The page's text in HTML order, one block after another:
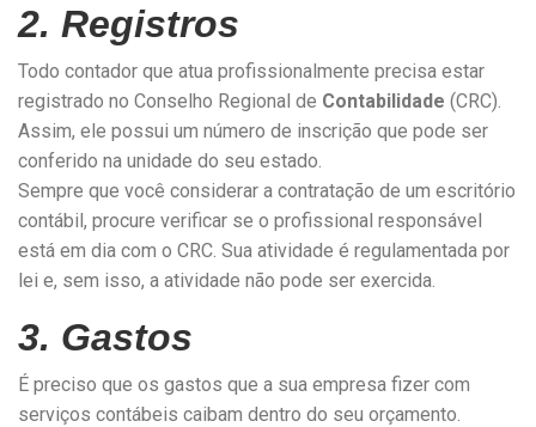
2. Registros
Todo contador que atua profissionalmente precisa estar
registrado no Conselho Regional de Contabilidade (CRC).
Assim, ele possui um número de inscrição que pode ser
conferido na unidade do seu estado.
Sempre que você considerar a contratação de um escritório
contábil, procure verificar se o profissional responsável
está em dia com o CRC. Sua atividade é regulamentada por
lei e, sem isso, a atividade não pode ser exercida.
3. Gastos
É preciso que os gastos que a sua empresa fizer com
serviços contábeis caibam dentro do seu orçamento.